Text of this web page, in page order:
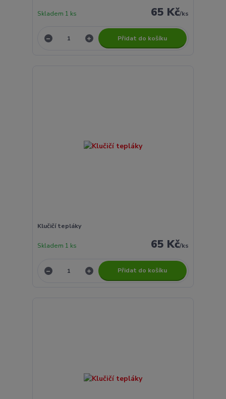
65 Kč/ks
Skladem 1 ks
Přidat do košíku
Klučičí tepláky
65 Kč/ks
Skladem 1 ks
Přidat do košíku